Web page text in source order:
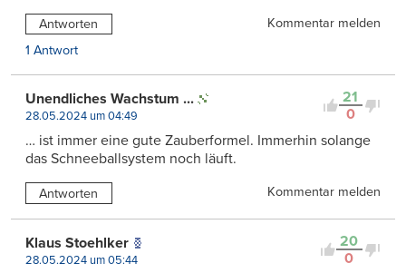
Antworten
Kommentar melden
1 Antwort
21
0
Unendliches Wachstum ...
28.05.2024 um 04:49
… ist immer eine gute Zauberformel. Immerhin solange
das Schneeballsystem noch läuft.
Antworten Kommentar melden
20
0
Klaus Stoehlker
28.05.2024 um 05:44